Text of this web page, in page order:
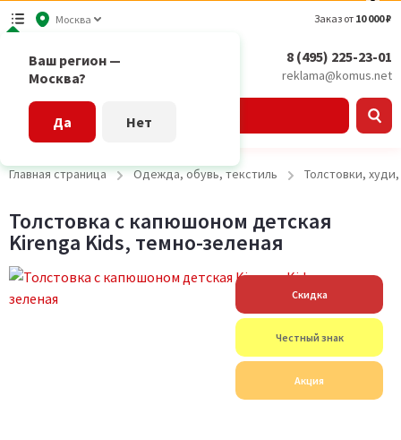
Москва
Ваш регион —
Москва?
Да Нет
Заказ от 10 000 ₽
8 (495) 225-23-01
reklama@komus.net
Главная страница Одежда, обувь, текстиль Толстовки,
Толстовка с капюшоном детская
Kirenga Kids, темно-зеленая
Скидка
Честный знак
Акция